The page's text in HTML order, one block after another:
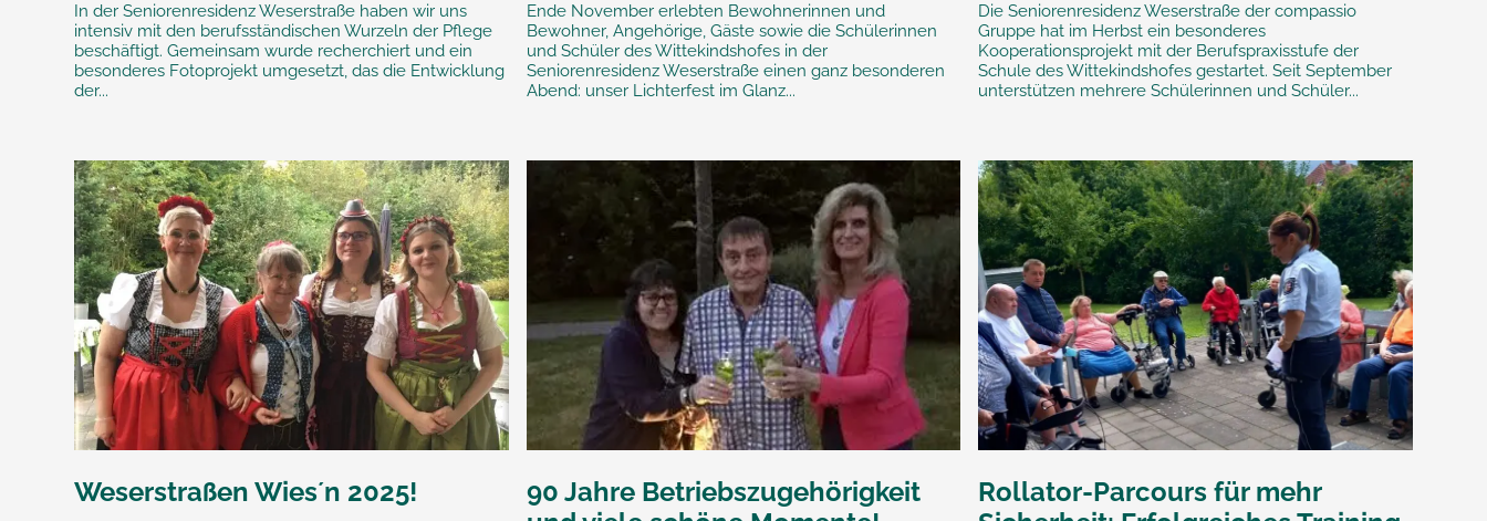
In der Seniorenresidenz Weserstraße haben wir uns
intensiv mit den berufsständischen Wurzeln der Pflege
beschäftigt. Gemeinsam wurde recherchiert und ein
besonderes Fotoprojekt umgesetzt, das die Entwicklung
der...
Ende November erlebten Bewohnerinnen und
Bewohner, Angehörige, Gäste sowie die Schülerinnen
und Schüler des Wittekindshofes in der
Seniorenresidenz Weserstraße einen ganz besonderen
Abend: unser Lichterfest im Glanz...
Die Seniorenresidenz Weserstraße der compassio
Gruppe hat im Herbst ein besonderes
Kooperationsprojekt mit der Berufspraxisstufe der
Schule des Wittekindshofes gestartet. Seit September
unterstützen mehrere Schülerinnen und Schüler...
Weserstraßen Wies´n 2025!
90 Jahre Betriebszugehörigkeit
Rollator-Parcours für mehr